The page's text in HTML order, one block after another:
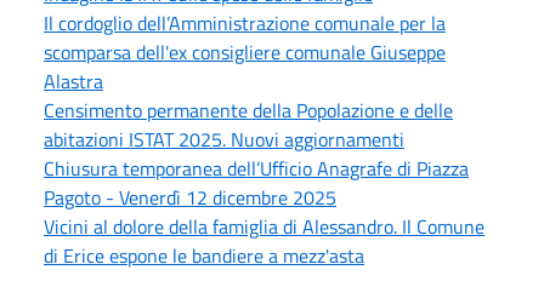
Il cordoglio dell’Amministrazione comunale per la
scomparsa dell'ex consigliere comunale Giuseppe
Alastra
Censimento permanente della Popolazione e delle
abitazioni ISTAT 2025. Nuovi aggiornamenti
Chiusura temporanea dell’Ufficio Anagrafe di Piazza
Pagoto - Venerdì 12 dicembre 2025
Vicini al dolore della famiglia di Alessandro. Il Comune
di Erice espone le bandiere a mezz'asta